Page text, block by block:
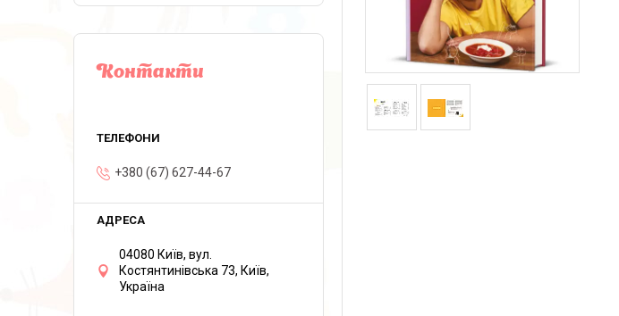
Контакти
+380 (67) 627-44-67
04080 Київ, вул.
Костянтинівська 73, Київ,
Україна